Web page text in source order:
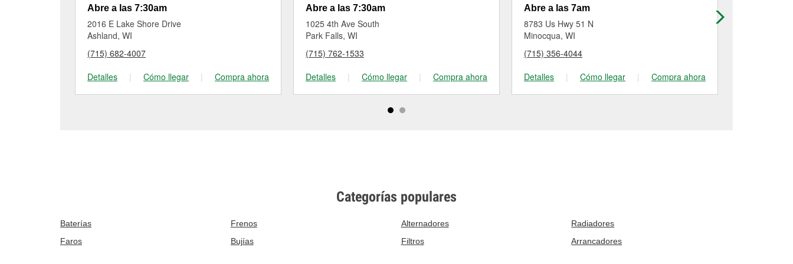
Abre a las 7:30am
2016 E Lake Shore Drive
Ashland, WI
(715) 682-4007
Detalles
| Cómo llegar | Compra ahora
Abre a las 7:30am
1025 4th Ave South
Park Falls, WI
(715) 762-1533
Detalles
| Cómo llegar | Compra ahora
Abre a las 7am
8783 Us Hwy 51 N
Minocqua, WI
(715) 356-4044
Detalles
| Cómo llegar | Compra ahora
Categorías populares
Baterías Frenos Alternadores
Radiadores
Faros
Bujías Filtros Arrancadores